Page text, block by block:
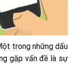
trong những dấu
gặp vấn đề là sự